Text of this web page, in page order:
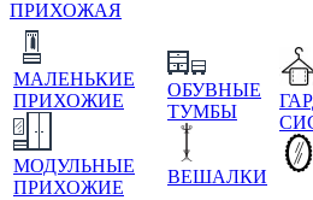
ПРИХОЖАЯ
МАЛЕНЬКИЕ
ПРИХОЖИЕ
МОДУЛЬНЫЕ
ПРИХОЖИЕ
ОБУВНЫЕ
ТУМБЫ
ВЕШАЛКИ